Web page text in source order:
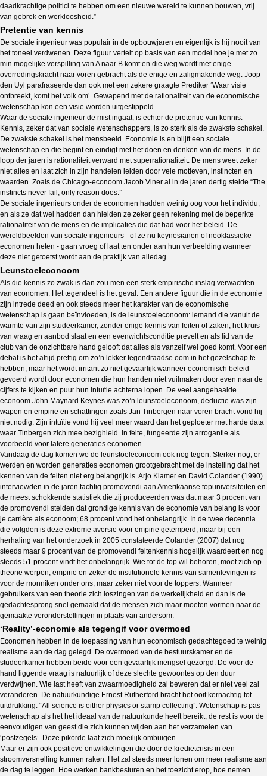
daadkrachtige politici te hebben om een nieuwe wereld te kunnen bouwen, vrij
van gebrek en werkloosheid.”
Pretentie van kennis
De sociale ingenieur was populair in de opbouwjaren en eigenlijk is hij nooit van
het toneel verdwenen. Deze figuur vertelt op basis van een model hoe je met zo
min mogelijke verspilling van A naar B komt en die weg wordt met enige
overredingskracht naar voren gebracht als de enige en zaligmakende weg. Joop
den Uyl parafraseerde dan ook met een zekere graagte Prediker ‘Waar visie
ontbreekt, komt het volk om’. Gewapend met de rationaliteit van de economische
wetenschap kon een visie worden uitgestippeld.
Waar de sociale ingenieur de mist ingaat, is echter de pretentie van kennis.
Kennis, zeker dat van sociale wetenschappers, is zo sterk als de zwakste schakel.
De zwakste schakel is het mensbeeld. Economie is en blijft een sociale
wetenschap en die begint en eindigt met het doen en denken van de mens. In de
loop der jaren is rationaliteit verward met superrationaliteit. De mens weet zeker
niet alles en laat zich in zijn handelen leiden door vele motieven, instincten en
waarden. Zoals de Chicago-econoom Jacob Viner al in de jaren dertig stelde “The
instincts never fail, only reason does.”
De sociale ingenieurs onder de economen hadden weinig oog voor het individu,
en als ze dat wel hadden dan hielden ze zeker geen rekening met de beperkte
rationaliteit van de mens en de implicaties die dat had voor het beleid. De
wereldbeelden van sociale ingenieurs - of ze nu keynesianen of neoklassieke
economen heten - gaan vroeg of laat ten onder aan hun verbeelding wanneer
deze niet getoetst wordt aan de praktijk van alledag.
Leunstoeleconoom
Als die kennis zo zwak is dan zou men een sterk empirische inslag verwachten
van economen. Het tegendeel is het geval. Een andere figuur die in de economie
zijn intrede deed en ook steeds meer het karakter van de economische
wetenschap is gaan beïnvloeden, is de leunstoeleconoom: iemand die vanuit de
warmte van zijn studeerkamer, zonder enige kennis van feiten of zaken, het kruis
van vraag en aanbod slaat en een evenwichtsconditie prevelt en als lid van de
club van de onzichtbare hand gelooft dat alles als vanzelf wel goed komt. Voor een
debat is het altijd prettig om zo’n lekker tegendraadse oom in het gezelschap te
hebben, maar het wordt irritant zo niet gevaarlijk wanneer economisch beleid
gevoerd wordt door economen die hun handen niet vuilmaken door even naar de
cijfers te kijken en puur hun intuïtie achterna lopen. De veel aangehaalde
econoom John Maynard Keynes was zo’n leunstoeleconoom, deductie was zijn
wapen en empirie en schattingen zoals Jan Tinbergen naar voren bracht vond hij
niet nodig. Zijn intuïtie vond hij veel meer waard dan het geploeter met harde data
waar Tinbergen zich mee bezighield. In feite, fungeerde zijn arrogantie als
voorbeeld voor latere generaties economen.
Vandaag de dag komen we de leunstoeleconoom ook nog tegen. Sterker nog, er
werden en worden generaties economen grootgebracht met de instelling dat het
kennen van de feiten niet erg belangrijk is. Arjo Klamer en David Colander (1990)
interviewden in de jaren tachtig promovendi aan Amerikaanse topuniversiteiten en
de meest schokkende statistiek die zij produceerden was dat maar 3 procent van
de promovendi stelden dat grondige kennis van de economie van belang is voor
je carrière als econoom; 68 procent vond het onbelangrijk. In de twee decennia
die volgden is deze extreme aversie voor empirie getemperd, maar bij een
herhaling van het onderzoek in 2005 constateerde Colander (2007) dat nog
steeds maar 9 procent van de promovendi feitenkennis hogelijk waardeert en nog
steeds 51 procent vindt het onbelangrijk. Wie tot de top wil behoren, moet zich op
theorie werpen, empirie en zeker de institutionele kennis van samenlevingen is
voor de monniken onder ons, maar zeker niet voor de toppers. Wanneer
gebruikers van een theorie zich loszingen van de werkelijkheid en dan is de
gedachtesprong snel gemaakt dat de mensen zich maar moeten vormen naar de
gemaakte veronderstellingen in plaats van andersom.
‘Reality’-economie als tegengif voor overmoed
Economen hebben in de toepassing van hun economisch gedachtegoed te weinig
realisme aan de dag gelegd. De overmoed van de bestuurskamer en de
studeerkamer hebben beide voor een gevaarlijk mengsel gezorgd. De voor de
hand liggende vraag is natuurlijk of deze slechte gewoontes op den duur
verdwijnen. Wie last heeft van zwaarmoedigheid zal beweren dat er niet veel zal
veranderen. De natuurkundige Ernest Rutherford bracht het ooit kernachtig tot
uitdrukking: “All science is either physics or stamp collecting”. Wetenschap is pas
wetenschap als het het ideaal van de natuurkunde heeft bereikt, de rest is voor de
eenvoudigen van geest die zich kunnen wijden aan het verzamelen van
‘postzegels’. Deze pikorde laat zich moeilijk ombuigen.
Maar er zijn ook positieve ontwikkelingen die door de kredietcrisis in een
stroomversnelling kunnen raken. Het zal steeds meer lonen om meer realisme aan
de dag te leggen. Hoe werken bankbesturen en het toezicht erop, hoe nemen